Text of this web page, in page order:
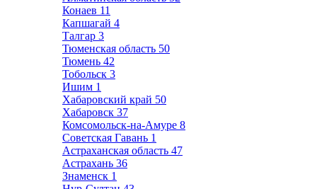
Конаев 11
Капшагай 4
Талгар 3
Тюменская область 50
Тюмень 42
Тобольск 3
Ишим 1
Хабаровский край 50
Хабаровск 37
Комсомольск-на-Амуре 8
Советская Гавань 1
Астраханская область 47
Астрахань 36
Знаменск 1